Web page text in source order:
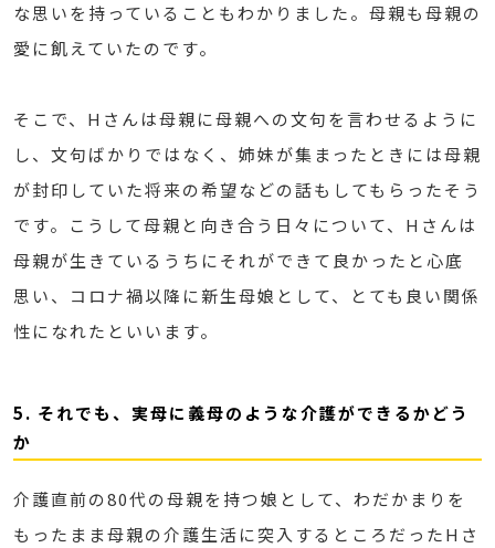
な思いを持っていることもわかりました。母親も母親の
愛に飢えていたのです。
そこで、Hさんは母親に母親への文句を言わせるように
し、文句ばかりではなく、姉妹が集まったときには母親
が封印していた将来の希望などの話もしてもらったそう
です。こうして母親と向き合う日々について、Hさんは
母親が生きているうちにそれができて良かったと心底
思い、コロナ禍以降に新生母娘として、とても良い関係
性になれたといいます。
5. それでも、実母に義母のような介護ができるかどう
か
介護直前の80代の母親を持つ娘として、わだかまりを
もったまま母親の介護生活に突入するところだったHさ